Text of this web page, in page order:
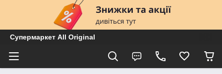
Супермаркет All Original